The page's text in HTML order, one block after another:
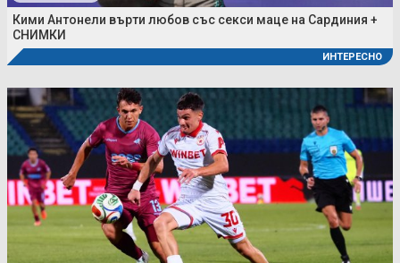
Кими Антонели върти любов със секси маце на Сардиния +
СНИМКИ
ИНТЕРЕСНО